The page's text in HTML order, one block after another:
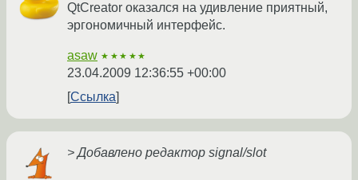
QtCreator оказался на удивление приятный,
эргономичный интерфейс.
asaw ★★★★★
23.04.2009 12:36:55 +00:00
Ссылка
> Добавлено редактор signal/slot